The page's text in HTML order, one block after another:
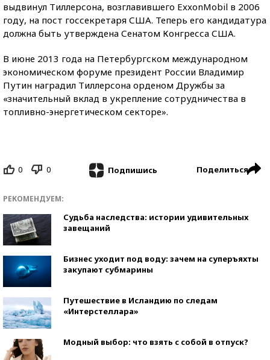
выдвинул Тиллерсона, возглавившего ExxonMobil в 2006
году, на пост госсекретаря США. Теперь его кандидатура
должна быть утверждена Сенатом Конгресса США.
В июне 2013 года на Петербургском международном
экономическом форуме президент России Владимир
Путин наградил Тиллерсона орденом Дружбы за
«значительный вклад в укрепление сотрудничества в
топливно-энергетическом секторе».
0 0 Подпишись Поделиться
РЕКОМЕНДУЕМ:
Судьба наследства: истории удивительных
завещаний
Бизнес уходит под воду: зачем на суперъяхты
закупают субмарины
Путешествие в Исландию по следам
«Интерстеллара»
Модный выбор: что взять с собой в отпуск?